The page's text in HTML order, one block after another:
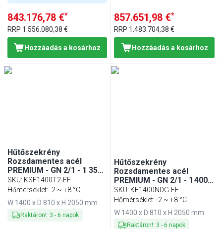
843.176,78 €*
RRP 1.556.080,38 €
Hozzáadás a kosárhoz
857.651,98 €*
RRP 1.483.704,38 €
Hozzáadás a kosárhoz
Hűtőszekrény
Rozsdamentes acél
PREMIUM - GN 2/1 - 1 350 l
- akár −2…+8 °C - mit 2
ajtó - Ventilációs hűtés,
belső LED, R290
SKU: KSF1400T2-EF
Hőmérséklet: -2 ~ +8 °C
W 1400 x D 810 x H 2050 mm
Raktáron!: 3 - 6 napok
Hűtőszekrény
Rozsdamentes acél
PREMIUM - GN 2/1 - 1 400 l
- akár +8 °C - mit 2
üvegajtó - Umlufthűtés,
belső LED világítás, R290
SKU: KF1400NDG-EF
Hőmérséklet: -2 ~ +8 °C
W 1400 x D 810 x H 2050 mm
Raktáron!: 3 - 6 napok